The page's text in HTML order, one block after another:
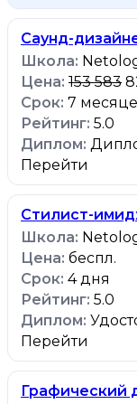
Cаунд-
153 583
7
5.0
Перейти
Стилист-
беспл.
4 дня
5.0
Перейти
Графический